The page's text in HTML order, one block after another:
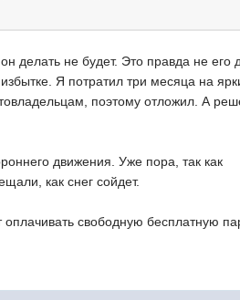
делать не будет. Это правда не его
Я потратил три месяца на
поэтому отложил. А
движения. Уже пора, так как
как снег сойдет.
свободную бесплатную